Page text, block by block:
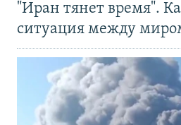
"Иран тянет время".
ситуация между